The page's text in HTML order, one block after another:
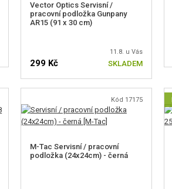
Vector Optics Servisní /
pracovní podložka Gunpany
AR15 (91 x 30 cm)
11.8. u Vás
299 Kč SKLADEM
Kód 17175
M-Tac Servisní / pracovní
podložka (24x24cm) - černá